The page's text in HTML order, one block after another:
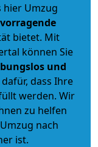
hier Umzug
bietet. Mit
können Sie
und
dass Ihre
werden. Wir
zu helfen
nach
ist.